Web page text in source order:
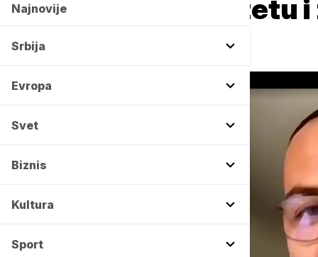
Najnovije
Srbija
Evropa
Svet
Biznis
Kultura
Sport
podaci o natalitetu i
rešenje